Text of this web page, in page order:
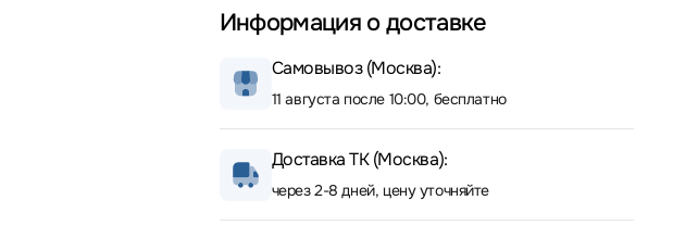
Информация о доставке
Самовывоз (Москва):
11 августа после 10:00, бесплатно
Доставка ТК (Москва):
через 2-8 дней, цену уточняйте